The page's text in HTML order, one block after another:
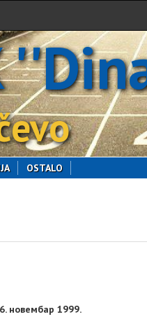
OSTALO
новембар 1999.